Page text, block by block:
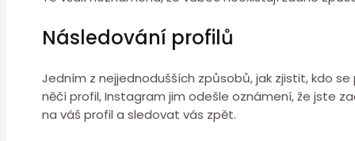
Následování profilů
Jedním z nejjednodušších způsobů, jak zjistit, kdo
něčí profil, Instagram jim odešle oznámení, že jste
na váš profil a sledovat vás zpět.